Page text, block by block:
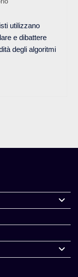
utilizzano
e dibattere
degli algoritmi